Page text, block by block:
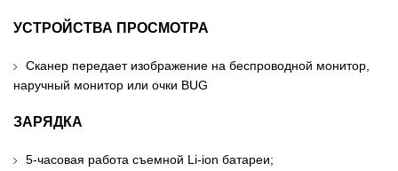
УСТРОЙСТВА ПРОСМОТРА
Сканер передает изображение на беспроводной монитор,
наручный монитор или очки BUG
ЗАРЯДКА
5-часовая работа съемной Li-ion батареи;